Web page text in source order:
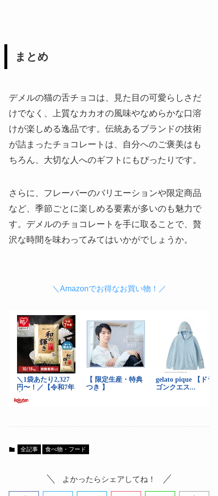
まとめ
デメルの猫の舌チョコは、見た目の可愛らしさだ
けでなく、上質なカカオの風味やなめらかな口溶
けが楽しめる逸品です。伝統あるブランドの技術
が詰まったチョコレートは、自分へのご褒美はも
ちろん、大切な人へのギフトにもぴったりです。
さらに、フレーバーのバリエーションや限定商品
など、季節ごとに楽しめる要素が多いのも魅力で
す。デメルのチョコレートを手に取ることで、贅
沢な時間を味わってみてはいかがでしょうか。
＼Amazonでお得なお買い物！／
全記事 食べ物・フード
よかったらシェアしてね！